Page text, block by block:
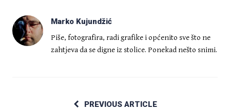
Marko Kujundžić
Piše, fotografira, radi grafike i općenito sve što ne
zahtjeva da se digne iz stolice. Ponekad nešto snimi.
PREVIOUS ARTICLE